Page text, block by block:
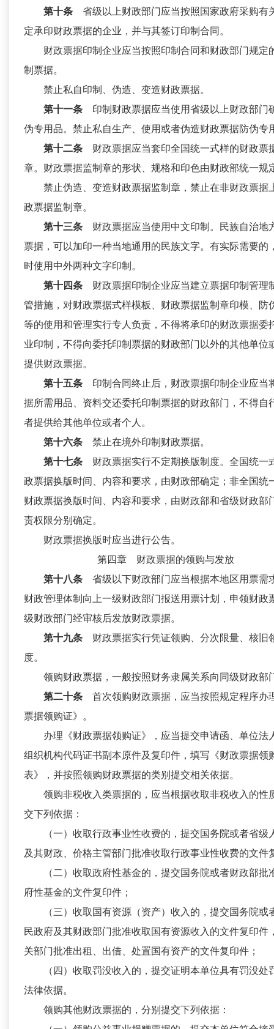
第十条 省级以上财政部门应当按照国家政府采购有
定承印财政票据的企业，并与其签订印制合同。
财政票据印制企业应当按照印制合同和财政部门规定
制票据。
禁止私自印制、伪造、变造财政票据。
第十一条 印制财政票据应当使用省级以上财政部门
伪专用品。禁止私自生产、使用或者伪造财政票据防伪专
第十二条 财政票据应当套印全国统一式样的财政票
章。财政票据监制章的形状、规格和印色由财政部统一规
禁止伪造、变造财政票据监制章，禁止在非财政票据
政票据监制章。
第十三条 财政票据应当使用中文印制。民族自治地
票据，可以加印一种当地通用的民族文字。有实际需要的
时使用中外两种文字印制。
第十四条 财政票据印制企业应当建立票据印制管理
管措施，对财政票据式样模板、财政票据监制章印模、防
等的使用和管理实行专人负责，不得将承印的财政票据委
业印制，不得向委托印制票据的财政部门以外的其他单位
提供财政票据。
第十五条 印制合同终止后，财政票据印制企业应当
据所需用品、资料交还委托印制票据的财政部门，不得自
者提供给其他单位或者个人。
第十六条 禁止在境外印制财政票据。
第十七条 财政票据实行不定期换版制度。全国统一
政票据换版时间、内容和要求，由财政部确定；非全国统
财政票据换版时间、内容和要求，由财政部和省级财政部
责权限分别确定。
财政票据换版时应当进行公告。
第四章 财政票据的领购与发放
第十八条 省级以下财政部门应当根据本地区用票需
财政管理体制向上一级财政部门报送用票计划，申领财政
级财政部门经审核后发放财政票据。
第十九条 财政票据实行凭证领购、分次限量、核旧
度。
领购财政票据，一般按照财务隶属关系向同级财政部
第二十条 首次领购财政票据，应当按照规定程序办
票据领购证》。
办理《财政票据领购证》，应当提交申请函、单位法
组织机构代码证书副本原件及复印件，填写《财政票据领
表》，并按照领购财政票据的类别提交相关依据。
领购非税收入类票据的，应当根据收取非税收入的性
交下列依据：
（一）收取行政事业性收费的，提交国务院或者省级
及其财政、价格主管部门批准收取行政事业性收费的文件
（二）收取政府性基金的，提交国务院或者财政部批
府性基金的文件复印件；
（三）收取国有资源（资产）收入的，提交国务院或
民政府及其财政部门批准收取国有资源收入的文件复印件
关部门批准出租、出借、处置国有资产的文件复印件；
（四）收取罚没收入的，提交证明本单位具有罚没处
法律依据。
领购其他财政票据的，分别提交下列依据：